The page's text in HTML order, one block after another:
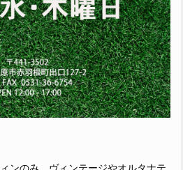
ンのみ、ヴィンテージやオルタナテ